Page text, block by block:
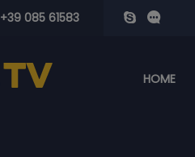
+39 085 61583
HOME